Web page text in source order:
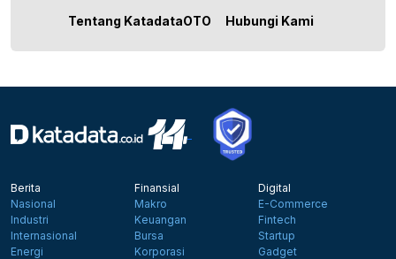
Tentang KatadataOTO Hubungi Kami
Berita
Nasional
Industri
Internasional
Energi
Finansial
Makro
Keuangan
Bursa
Korporasi
Digital
E-Commerce
Fintech
Startup
Gadget